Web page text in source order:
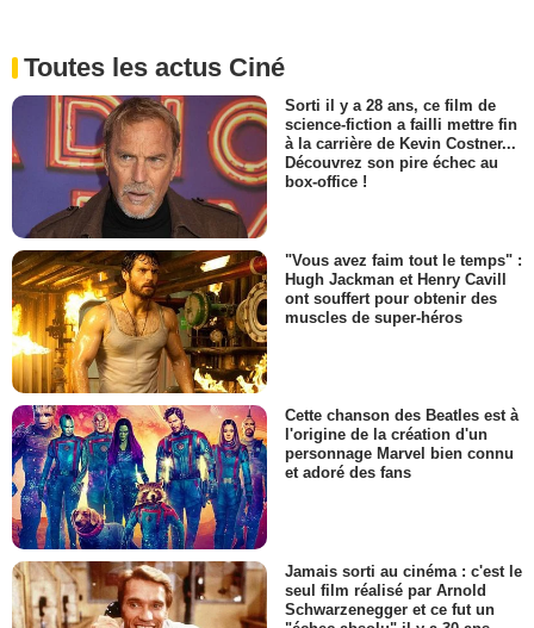
Toutes les actus Ciné
Sorti il y a 28 ans, ce film de
science-fiction a failli mettre fin
à la carrière de Kevin Costner...
Découvrez son pire échec au
box-office !
"Vous avez faim tout le temps" :
Hugh Jackman et Henry Cavill
ont souffert pour obtenir des
muscles de super-héros
Cette chanson des Beatles est à
l'origine de la création d'un
personnage Marvel bien connu
et adoré des fans
Jamais sorti au cinéma : c'est le
seul film réalisé par Arnold
Schwarzenegger et ce fut un